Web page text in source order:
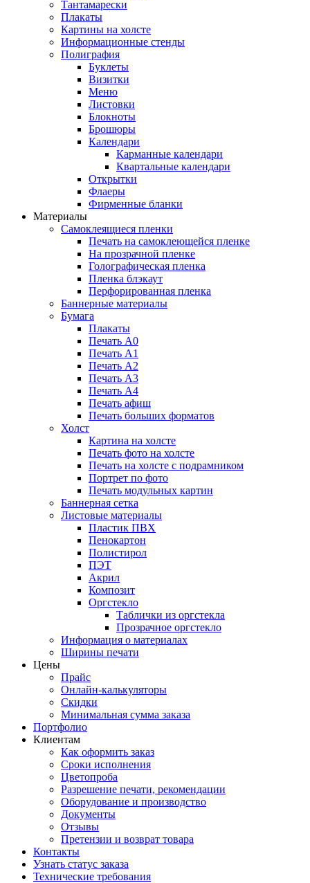
Тантамарески
Плакаты
Картины на холсте
Информационные стенды
Полиграфия
Буклеты
Визитки
Меню
Листовки
Блокноты
Брошюры
Календари
Карманные календари
Квартальные календари
Открытки
Флаеры
Фирменные бланки
Материалы
Самоклеящиеся пленки
Печать на самоклеющейся пленке
На прозрачной пленке
Голографическая пленка
Пленка блэкаут
Перфорированная пленка
Баннерные материалы
Бумага
Плакаты
Печать А0
Печать А1
Печать А2
Печать А3
Печать А4
Печать афиш
Печать больших форматов
Холст
Картина на холсте
Печать фото на холсте
Печать на холсте с подрамником
Портрет по фото
Печать модульных картин
Баннерная сетка
Листовые материалы
Пластик ПВХ
Пенокартон
Полистирол
ПЭТ
Акрил
Композит
Оргстекло
Таблички из оргстекла
Прозрачное оргстекло
Информация о материалах
Ширины печати
Цены
Прайс
Онлайн-калькуляторы
Скидки
Минимальная сумма заказа
Портфолио
Клиентам
Как оформить заказ
Сроки исполнения
Цветопроба
Разрешение печати, рекомендации
Оборудование и производство
Документы
Отзывы
Претензии и возврат товара
Контакты
Узнать статус заказа
Технические требования